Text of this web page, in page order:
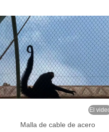
El
Malla de cable de acero